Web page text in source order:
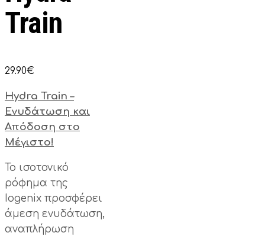
Train
29.90€
Hydra Train –
Ενυδάτωση και
Απόδοση στο
Μέγιστο!
Το ισοτονικό
ρόφημα της
Iogenix προσφέρει
άμεση ενυδάτωση,
αναπλήρωση